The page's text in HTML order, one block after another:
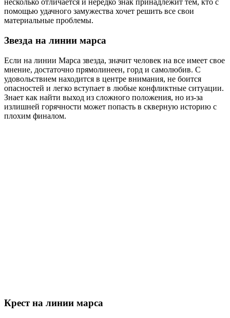
несколько отличается и нередко знак принадлежит тем, кто с
помощью удачного замужества хочет решить все свои
материальные проблемы.
Звезда на линии марса
Если на линии Марса звезда, значит человек на все имеет свое
мнение, достаточно прямолинеен, горд и самолюбив. С
удовольствием находится в центре внимания, не боится
опасностей и легко вступает в любые конфликтные ситуации.
Знает как найти выход из сложного положения, но из-за
излишней горячности может попасть в скверную историю с
плохим финалом.
Крест на линии марса